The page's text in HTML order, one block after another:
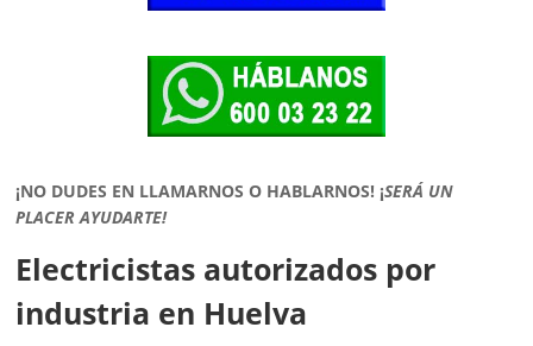
¡NO DUDES EN LLAMARNOS O HABLARNOS! ¡SERÁ UN
PLACER AYUDARTE!
Electricistas autorizados por
industria en Huelva